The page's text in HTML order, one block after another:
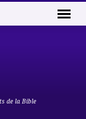
de la Bible